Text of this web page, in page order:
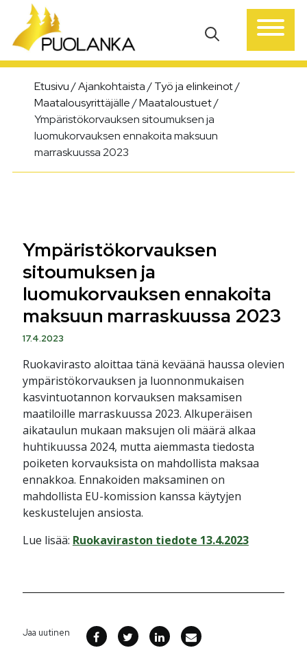
Päävalikko
Etusivu/Ajankohtaista/Työ ja elinkeinot/
Maatalousyrittäjälle/Maataloustuet/
Ympäristökorvauksen sitoumuksen ja
luomukorvauksen ennakoita maksuun
marraskuussa 2023
Ympäristökorvauksen
sitoumuksen ja
luomukorvauksen ennakoita
maksuun marraskuussa 2023
17.4.2023
Ruokavirasto aloittaa tänä keväänä haussa olevien
ympäristökorvauksen ja luonnonmukaisen
kasvintuotannon korvauksen maksamisen
maatiloille marraskuussa 2023. Alkuperäisen
aikataulun mukaan maksujen oli määrä alkaa
huhtikuussa 2024, mutta aiemmasta tiedosta
poiketen korvauksista on mahdollista maksaa
ennakkoa. Ennakoiden maksaminen on
mahdollista EU-komission kanssa käytyjen
keskustelujen ansiosta.
Lue lisää: Ruokaviraston tiedote 13.4.2023
Jaa uutinen